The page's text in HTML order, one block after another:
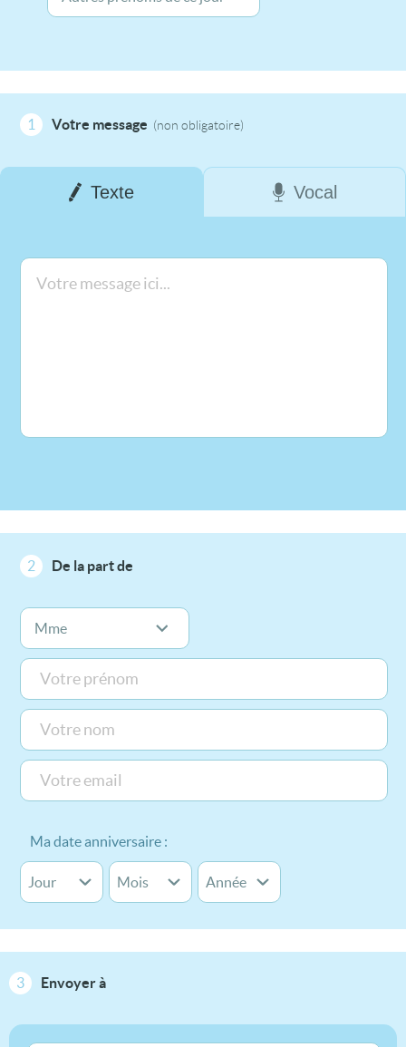
1 Votre message (non obligatoire)
Texte Vocal
2 De la part de
Ma date anniversaire :
3 Envoyer à